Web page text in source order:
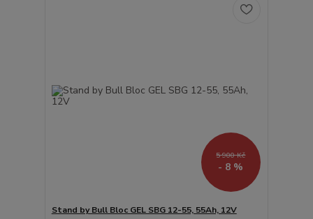
5 900 Kč
- 8 %
Stand by Bull Bloc GEL SBG 12-55, 55Ah, 12V